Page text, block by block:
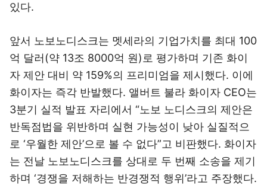
있다.
앞서 노보노디스크는 멧세라의 기업가치를 최대 100
억 달러(약 13조 8000억 원)로 평가하며 기존 화이
자 제안 대비 약 159%의 프리미엄을 제시했다. 이에
화이자는 즉각 반발했다. 앨버트 불라 화이자 CEO는
3분기 실적 발표 자리에서 “노보 노디스크의 제안은
반독점법을 위반하며 실현 가능성이 낮아 실질적으
로 ‘우월한 제안’으로 볼 수 없다”고 비판했다. 화이자
는 전날 노보노디스크를 상대로 두 번째 소송을 제기
하며 ‘경쟁을 저해하는 반경쟁적 행위’라고 주장했다.